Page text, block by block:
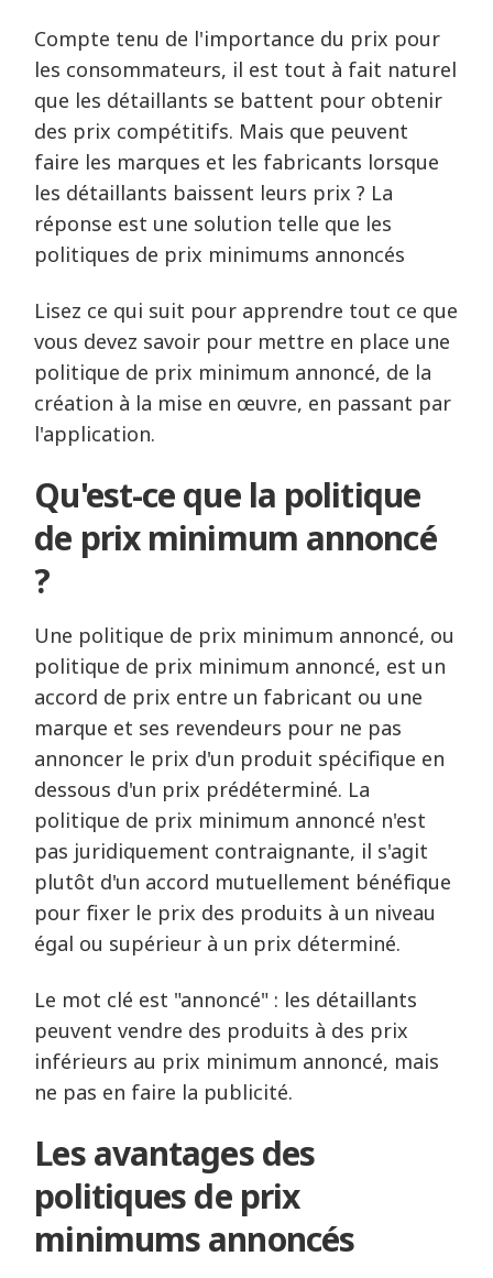
Compte tenu de l'importance du prix pour
les consommateurs, il est tout à fait naturel
que les détaillants se battent pour obtenir
des prix compétitifs. Mais que peuvent
faire les marques et les fabricants lorsque
les détaillants baissent leurs prix ? La
réponse est une solution telle que les
politiques de prix minimums annoncés
Lisez ce qui suit pour apprendre tout ce que
vous devez savoir pour mettre en place une
politique de prix minimum annoncé, de la
création à la mise en œuvre, en passant par
l'application.
Qu'est-ce que la politique
de prix minimum annoncé
?
Une politique de prix minimum annoncé, ou
politique de prix minimum annoncé, est un
accord de prix entre un fabricant ou une
marque et ses revendeurs pour ne pas
annoncer le prix d'un produit spécifique en
dessous d'un prix prédéterminé. La
politique de prix minimum annoncé n'est
pas juridiquement contraignante, il s'agit
plutôt d'un accord mutuellement bénéfique
pour fixer le prix des produits à un niveau
égal ou supérieur à un prix déterminé.
Le mot clé est "annoncé" : les détaillants
peuvent vendre des produits à des prix
inférieurs au prix minimum annoncé, mais
ne pas en faire la publicité.
Les avantages des
politiques de prix
minimums annoncés